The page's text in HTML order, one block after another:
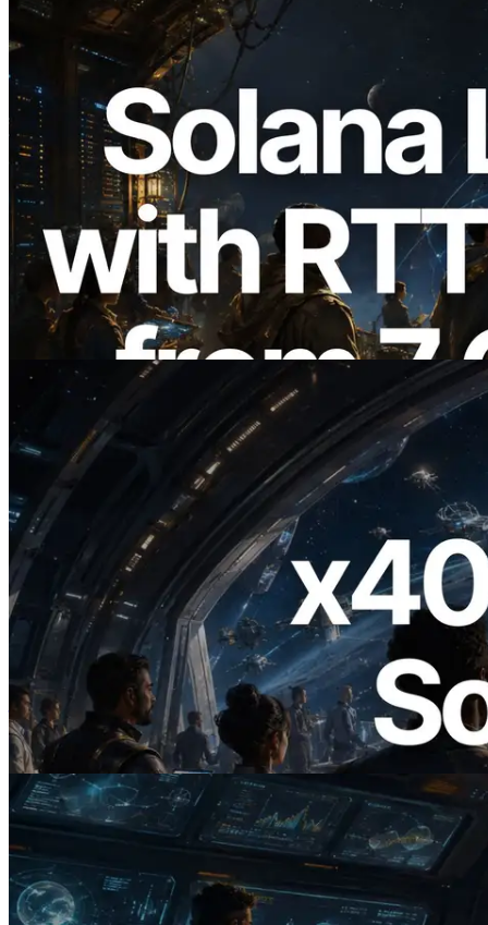
2026.08.05
ERPC 擴展 Solana Leader Slot API：新
增全球 7 個區域的 Ping 測量 —
Validators Information API 同步上線
2026.07.04
ERPC 發布支援 x402 支付的 Solana RPC
— AI Agent 按需為 API 付款的時代開啟
閱讀本文